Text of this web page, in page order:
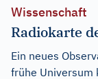
Wissenschaft
Radiokarte
Ein neues
frühe Universum